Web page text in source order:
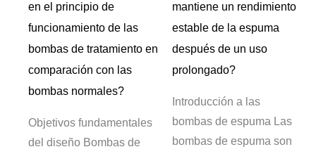
en el principio de
funcionamiento de las
bombas de tratamiento en
comparación con las
bombas normales?
Objetivos fundamentales
del diseño Bombas de
mantiene un rendimiento
estable de la espuma
después de un uso
prolongado?
Introducción a las
bombas de espuma Las
bombas de espuma son